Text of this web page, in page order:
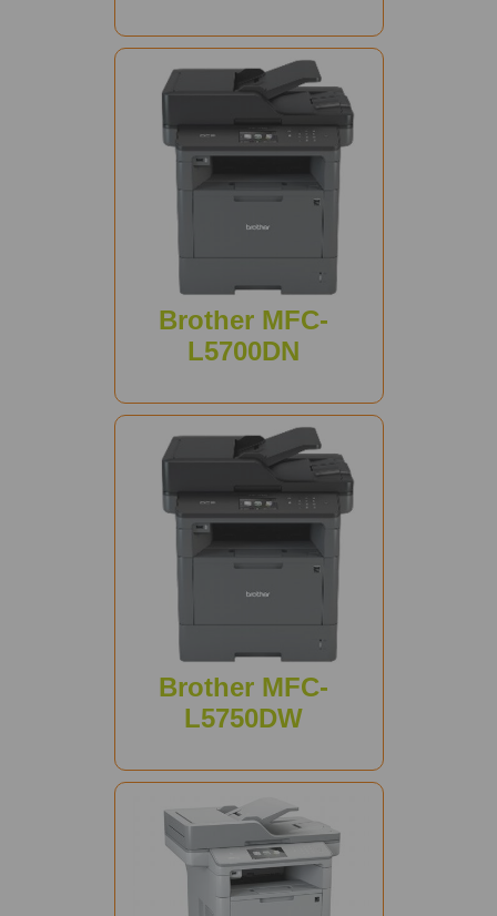
Brother MFC-
L5700DN
Brother MFC-
L5750DW